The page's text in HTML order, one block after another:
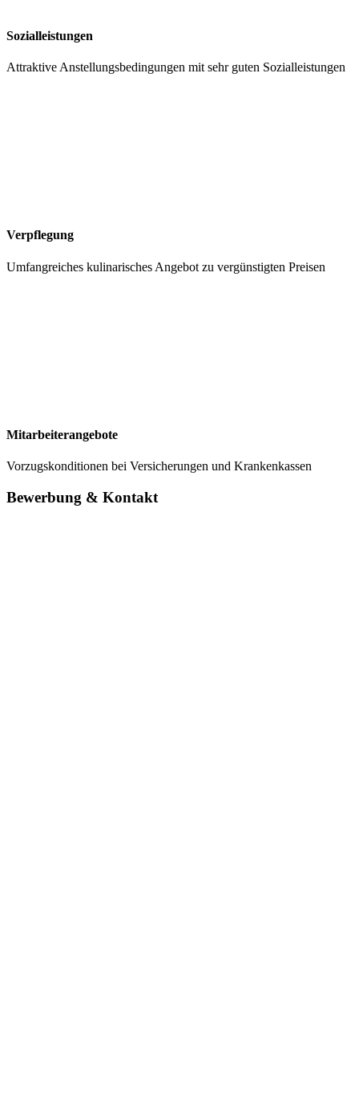
Sozialleistungen
Attraktive Anstellungsbedingungen mit sehr guten Sozialleistungen
Verpflegung
Umfangreiches kulinarisches Angebot zu vergünstigten Preisen
Mitarbeiterangebote
Vorzugskonditionen bei Versicherungen und Krankenkassen
Bewerbung & Kontakt